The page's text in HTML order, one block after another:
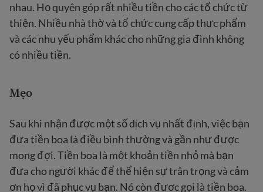
nhau. Họ quyên góp rất nhiều tiền cho các tổ chức từ
thiện. Nhiều nhà thờ và tổ chức cung cấp thực phẩm
và các nhu yếu phẩm khác cho những gia đình không
có nhiều tiền.
Mẹo
Sau khi nhận được một số dịch vụ nhất định, việc bạn
đưa tiền boa là điều bình thường và gần như được
mong đợi. Tiền boa là một khoản tiền nhỏ mà bạn
đưa cho người khác để thể hiện sự trân trọng và cảm
ơn họ vì đã phục vụ bạn. Nó còn được gọi là tiền boa.